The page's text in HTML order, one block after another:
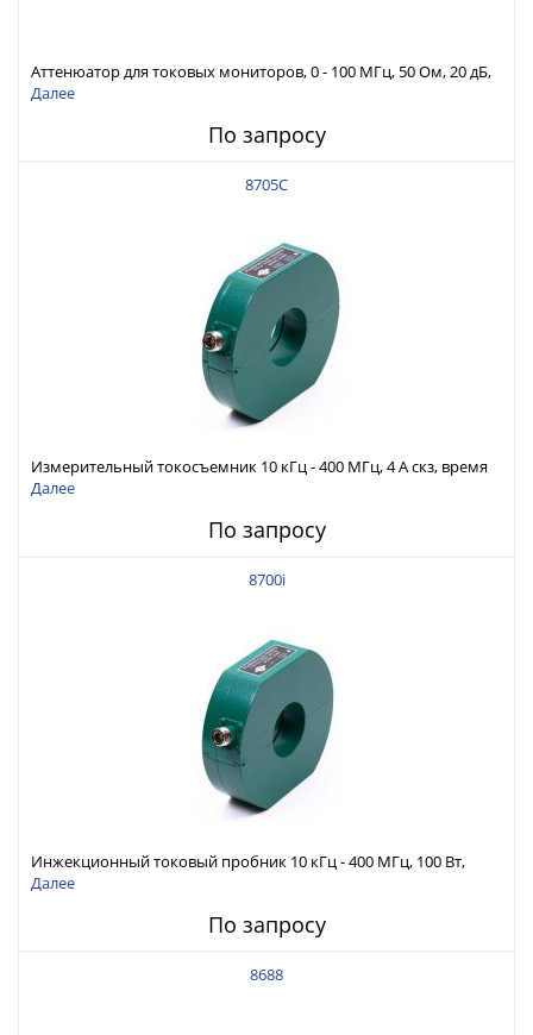
Аттенюатор для токовых мониторов, 0 - 100 МГц, 50 Ом, 20 дБ,
7,5 В скз макс.
Далее
По запросу
8705С
Измерительный токосъемник 10 кГц - 400 МГц, 4 А скз, время
нарастания 1 нс
Далее
По запросу
8700i
Инжекционный токовый пробник 10 кГц - 400 МГц, 100 Вт,
диаметр 50,8 мм
Далее
По запросу
8688